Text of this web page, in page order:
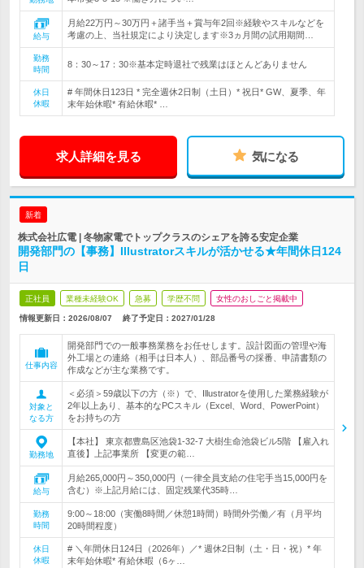
給与
月給22万円～30万円＋諸手当＋賞与年2回※経験やスキルなどを
考慮の上、当社規定により決定します※3ヵ月間の試用期間…
勤務
時間
8：30～17：30※基本定時退社で残業はほとんどありません
休日
休暇
# 年間休日123日 * 完全週休2日制（土日）* 祝日* GW、夏季、年
末年始休暇* 有給休暇* …
求人詳細を見る 気になる
新着
株式会社広電 | 冬物家電でトップクラスのシェアを誇る安定企業
開発部門の【事務】Illustratorスキルが活かせる★年間休日124
日
正社員 業種未経験OK 急募 学歴不問 女性のおしごと掲載中
情報更新日：2026/08/07 終了予定日： 2027/01/28
仕事内容
開発部門での一般事務業務をお任せします。設計図面の管理や海
外工場との連絡（相手は日本人）、部品番号の採番、申請書類の
作成などが主な業務です。
対象と
なる方
＜必須＞59歳以下の方（※）で、Illustratorを使用した業務経験が
2年以上あり、基本的なPCスキル（Excel、Word、PowerPoint）
をお持ちの方
勤務地
【本社】 東京都豊島区池袋1-32-7 大樹生命池袋ビル5階 【雇入れ
直後】上記事業所 【変更の範…
給与
月給265,000円～350,000円（一律全員支給の住宅手当15,000円を
含む）※上記月給には、固定残業代35時…
勤務
時間
9:00～18:00（実働8時間／休憩1時間）時間外労働／有（月平均
20時間程度）
休日
休暇
# ＼年間休日124日（2026年）／* 週休2日制（土・日・祝）* 年
末年始休暇* 有給休暇（6ヶ…